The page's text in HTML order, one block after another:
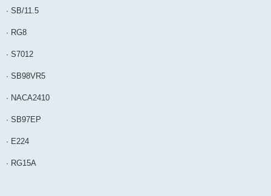
· SB/11.5
· RG8
· S7012
· SB98VR5
· NACA2410
· SB97EP
· E224
· RG15A